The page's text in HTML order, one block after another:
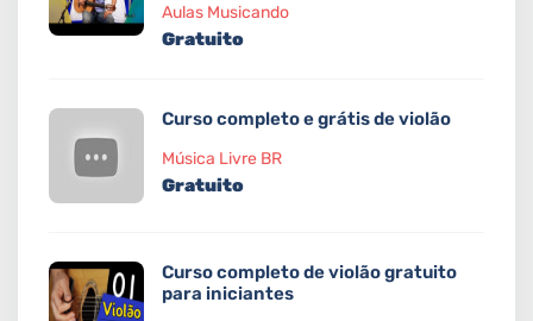
Aulas Musicando
Gratuito
Curso completo e grátis de violão
Música Livre BR
Gratuito
Curso completo de violão gratuito
para iniciantes